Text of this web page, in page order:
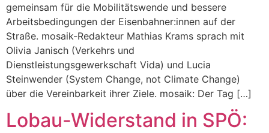
gemeinsam für die Mobilitätswende und bessere
Arbeitsbedingungen der Eisenbahner:innen auf der
Straße. mosaik-Redakteur Mathias Krams sprach mit
Olivia Janisch (Verkehrs und
Dienstleistungsgewerkschaft Vida) und Lucia
Steinwender (System Change, not Climate Change)
über die Vereinbarkeit ihrer Ziele. mosaik: Der Tag […]
Lobau-Widerstand in SPÖ: